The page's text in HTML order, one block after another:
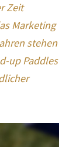
Zeit
Marketing
stehen
up Paddles